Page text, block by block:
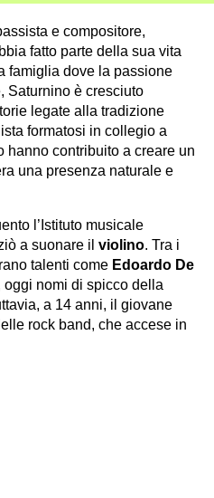
e compositore,
fatto parte della sua vita
famiglia dove la passione
Saturnino è cresciuto
legate alla tradizione
formatosi in collegio a
hanno contribuito a creare un
una presenza naturale e
l’Istituto musicale
a suonare il violino. Tra i
talenti come Edoardo De
oggi nomi di spicco della
a 14 anni, il giovane
rock band, che accese in